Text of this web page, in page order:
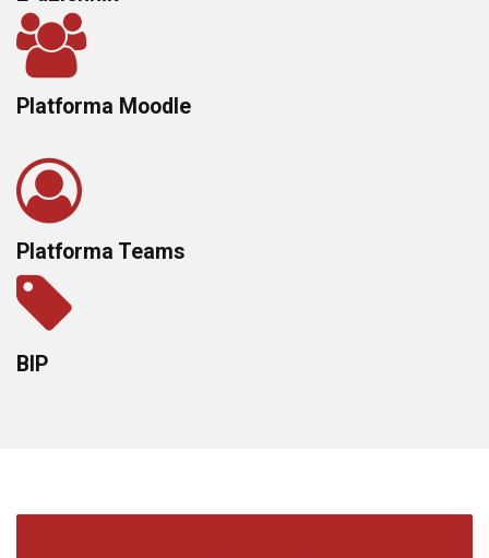
Platforma Moodle
Platforma Teams
BIP